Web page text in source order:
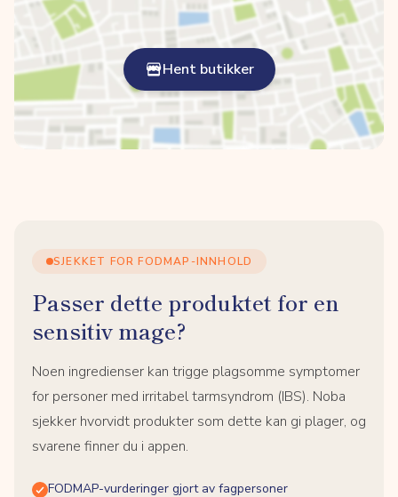
Hent butikker
SJEKKET FOR FODMAP-INNHOLD
Passer dette produktet for en
sensitiv mage?
Noen ingredienser kan trigge plagsomme symptomer
for personer med irritabel tarmsyndrom (IBS). Noba
sjekker hvorvidt produkter som dette kan gi plager, og
svarene finner du i appen.
FODMAP-vurderinger gjort av fagpersoner